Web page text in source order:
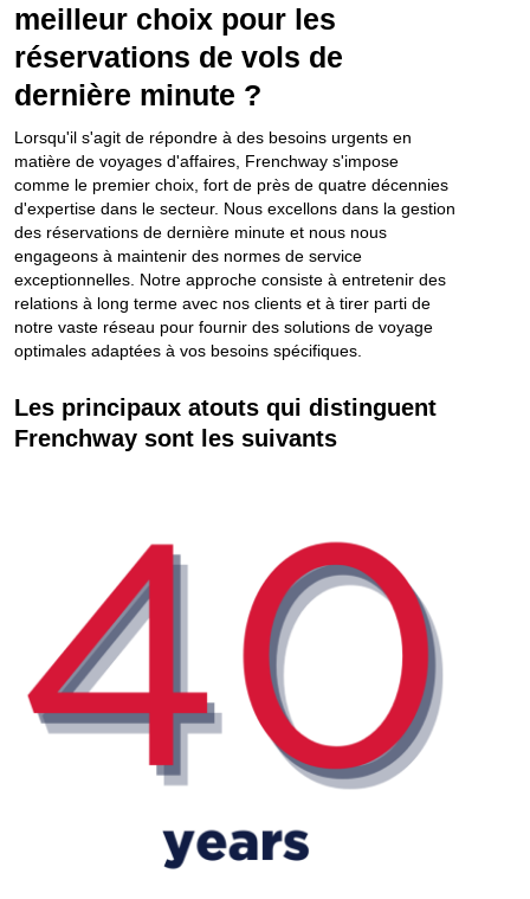
meilleur choix pour les
réservations de vols de
dernière minute ?
Lorsqu'il s'agit de répondre à des besoins urgents en
matière de voyages d'affaires, Frenchway s'impose
comme le premier choix, fort de près de quatre décennies
d'expertise dans le secteur. Nous excellons dans la gestion
des réservations de dernière minute et nous nous
engageons à maintenir des normes de service
exceptionnelles. Notre approche consiste à entretenir des
relations à long terme avec nos clients et à tirer parti de
notre vaste réseau pour fournir des solutions de voyage
optimales adaptées à vos besoins spécifiques.
Les principaux atouts qui distinguent
Frenchway sont les suivants